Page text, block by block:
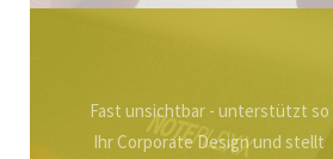
Fast unsichtbar - unterstützt so
Ihr Corporate Design und stellt